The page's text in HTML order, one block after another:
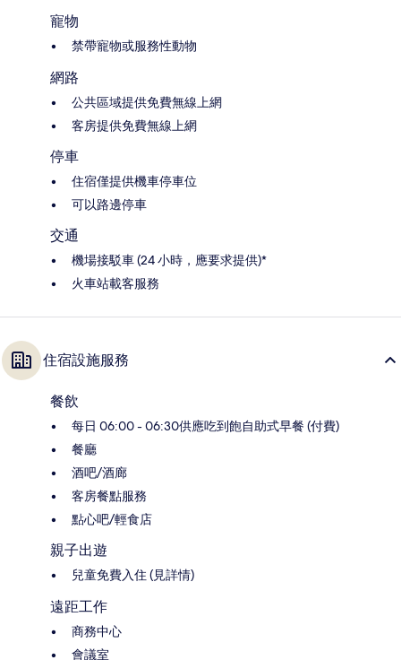
寵物
禁帶寵物或服務性動物
網路
公共區域提供免費無線上網
客房提供免費無線上網
停車
住宿僅提供機車停車位
可以路邊停車
交通
機場接駁車 (24 小時，應要求提供)*
火車站載客服務
住宿設施服務
餐飲
每日 06:00 - 06:30供應吃到飽自助式早餐 (付費)
餐廳
酒吧/酒廊
客房餐點服務
點心吧/輕食店
親子出遊
兒童免費入住 (見詳情)
遠距工作
商務中心
會議室